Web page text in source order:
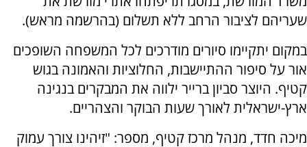
שעריהם לציבור הרחב ללא תשלום (בהרשמה מראש).
במקום יתקיימו סיורים מודרכים לכל המשפחה השופכים
אור על סיפור ההתיישבות, החלוציות והאמונה בגוש
קטיף. היוצר סביון ברייר ילווה את המבקרים בנגינה
ארץ-ישראלית לאורך שעות הבוקר והצהריים.
מיכה חדד, מנהל מרכז קטיף, מספר: "זיהינו צורך עמוק